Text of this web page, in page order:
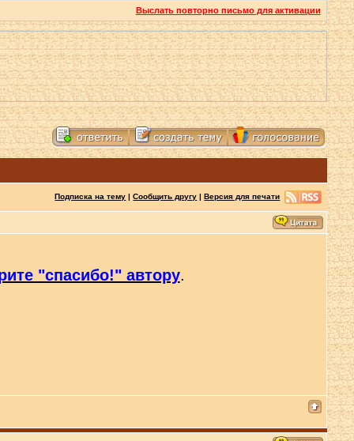
Выслать повторно письмо для активации
Подписка на тему |Сообщить другу |Версия для печати
"спасибо!" автору.